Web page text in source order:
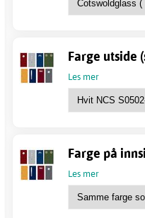
Farge utside
Les mer
Farge på
Les mer